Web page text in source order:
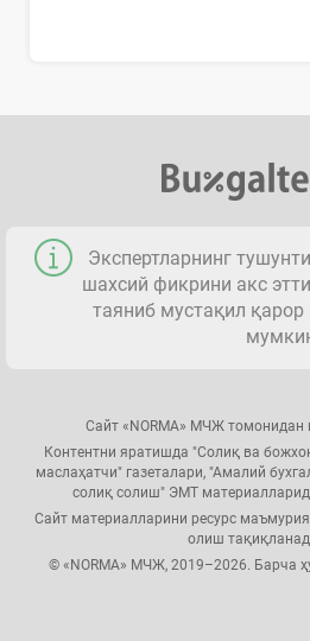
Экспертларнинг
шахсий фикрини акс
таяниб мустақил
Сайт «NORMA» МЧЖ томонидан
Контентни яратишда "Солиқ ва
маслаҳатчи" газеталари, "Амалий
солиқ солиш" ЭМТ
Сайт материалларини ресурс
олиш
© «NORMA» МЧЖ, 2019–2026. Барча